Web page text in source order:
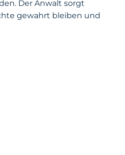
Der Anwalt sorgt
gewahrt bleiben und